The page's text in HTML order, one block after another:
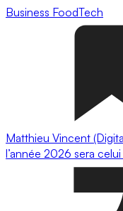
Business FoodTech
Matthieu Vincent
l’année 2026 sera